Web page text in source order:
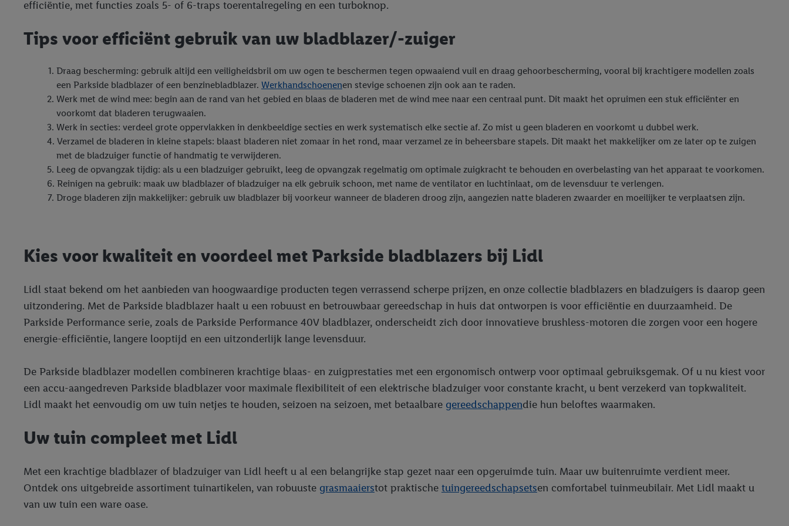
efficiëntie, met functies zoals 5- of 6-traps toerentalregeling en een turboknop.
Tips voor efficiënt gebruik van uw bladblazer/-zuiger
Draag bescherming: gebruik altijd een veiligheidsbril om uw ogen te beschermen tegen opwaaiend vuil en draag gehoorbescherming, vooral bij krachtigere modellen zoals
een Parkside bladblazer of een benzinebladblazer. Werkhandschoenenen stevige schoenen zijn ook aan te raden.
Werk met de wind mee: begin aan de rand van het gebied en blaas de bladeren met de wind mee naar een centraal punt. Dit maakt het opruimen een stuk efficiënter en
voorkomt dat bladeren terugwaaien.
Werk in secties: verdeel grote oppervlakken in denkbeeldige secties en werk systematisch elke sectie af. Zo mist u geen bladeren en voorkomt u dubbel werk.
Verzamel de bladeren in kleine stapels: blaast bladeren niet zomaar in het rond, maar verzamel ze in beheersbare stapels. Dit maakt het makkelijker om ze later op te zuigen
met de bladzuiger functie of handmatig te verwijderen.
Leeg de opvangzak tijdig: als u een bladzuiger gebruikt, leeg de opvangzak regelmatig om optimale zuigkracht te behouden en overbelasting van het apparaat te voorkomen.
Reinigen na gebruik: maak uw bladblazer of bladzuiger na elk gebruik schoon, met name de ventilator en luchtinlaat, om de levensduur te verlengen.
Droge bladeren zijn makkelijker: gebruik uw bladblazer bij voorkeur wanneer de bladeren droog zijn, aangezien natte bladeren zwaarder en moeilijker te verplaatsen zijn.
Kies voor kwaliteit en voordeel met Parkside bladblazers bij Lidl
Lidl staat bekend om het aanbieden van hoogwaardige producten tegen verrassend scherpe prijzen, en onze collectie bladblazers en bladzuigers is daarop geen
uitzondering. Met de Parkside bladblazer haalt u een robuust en betrouwbaar gereedschap in huis dat ontworpen is voor efficiëntie en duurzaamheid. De
Parkside Performance serie, zoals de Parkside Performance 40V bladblazer, onderscheidt zich door innovatieve brushless-motoren die zorgen voor een hogere
energie-efficiëntie, langere looptijd en een uitzonderlijk lange levensduur.
De Parkside bladblazer modellen combineren krachtige blaas- en zuigprestaties met een ergonomisch ontwerp voor optimaal gebruiksgemak. Of u nu kiest voor
een accu-aangedreven Parkside bladblazer voor maximale flexibiliteit of een elektrische bladzuiger voor constante kracht, u bent verzekerd van topkwaliteit.
Lidl maakt het eenvoudig om uw tuin netjes te houden, seizoen na seizoen, met betaalbare gereedschappendie hun beloftes waarmaken.
Uw tuin compleet met Lidl
Met een krachtige bladblazer of bladzuiger van Lidl heeft u al een belangrijke stap gezet naar een opgeruimde tuin. Maar uw buitenruimte verdient meer.
Ontdek ons uitgebreide assortiment tuinartikelen, van robuuste grasmaaierstot praktische tuingereedschapsetsen comfortabel tuinmeubilair. Met Lidl maakt u
van uw tuin een ware oase.